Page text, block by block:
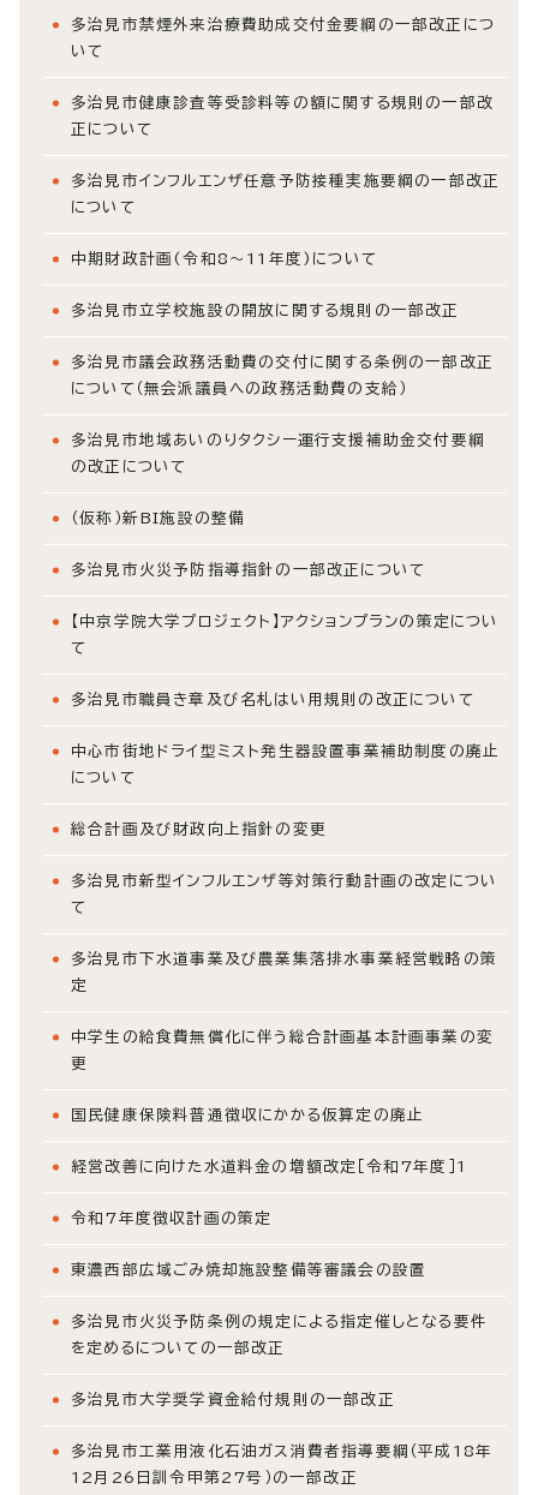
多治見市禁煙外来治療費助成交付金要綱の一部改正につ
いて
多治見市健康診査等受診料等の額に関する規則の一部改
正について
多治見市インフルエンザ任意予防接種実施要綱の一部改正
について
中期財政計画(令和8～11年度)について
多治見市立学校施設の開放に関する規則の一部改正
多治見市議会政務活動費の交付に関する条例の一部改正
について（無会派議員への政務活動費の支給）
多治見市地域あいのりタクシー運行支援補助金交付要綱
の改正について
（仮称）新BI施設の整備
多治見市火災予防指導指針の一部改正について
【中京学院大学プロジェクト】アクションプランの策定につい
て
多治見市職員き章及び名札はい用規則の改正について
中心市街地ドライ型ミスト発生器設置事業補助制度の廃止
について
総合計画及び財政向上指針の変更
多治見市新型インフルエンザ等対策行動計画の改定につい
て
多治見市下水道事業及び農業集落排水事業経営戦略の策
定
中学生の給食費無償化に伴う総合計画基本計画事業の変
更
国民健康保険料普通徴収にかかる仮算定の廃止
経営改善に向けた水道料金の増額改定［令和7年度］1
令和7年度徴収計画の策定
東濃西部広域ごみ焼却施設整備等審議会の設置
多治見市火災予防条例の規定による指定催しとなる要件
を定めるについての一部改正
多治見市大学奨学資金給付規則の一部改正
多治見市工業用液化石油ガス消費者指導要綱（平成18年
12月26日訓令甲第27号）の一部改正